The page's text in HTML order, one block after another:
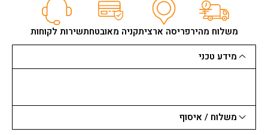
משלוח מהירפריסה ארציתקניה מאובטחתשירות לקוחות
מידע טכני
משלוח / איסוף